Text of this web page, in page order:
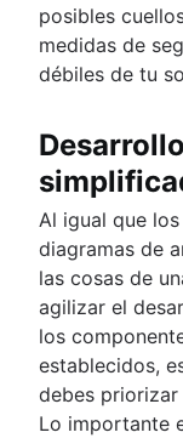
posibles
medidas de
débiles de tu
Al igual que los
diagramas de
las cosas de
agilizar el
los
establecidos,
debes priorizar
Lo importante